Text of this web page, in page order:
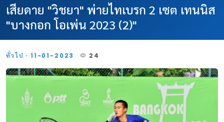
เสียดาย "วิชยา" พ่ายไทเบรก 2 เซต เทนนิส
"บางกอก โอเพ่น 2023 (2)"
ทั่วไป · 11-01-2023 24